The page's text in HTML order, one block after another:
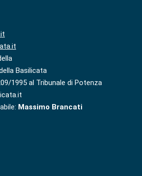
Basilicata
1995 al Tribunale di Potenza
Massimo Brancati